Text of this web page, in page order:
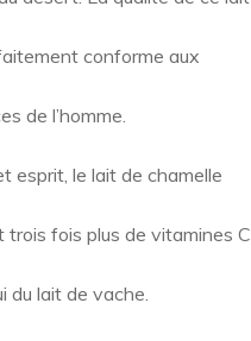
conforme aux
de l’homme.
esprit, le lait de chamelle
trois fois plus de vitamines C
du lait de vache.